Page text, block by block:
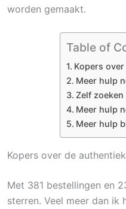
worden gemaakt.
Table of
Kopers
Meer hulp
Zelf
Meer hulp
Meer hulp
Kopers over de
Met 381 bestellingen en
sterren. Veel meer dan